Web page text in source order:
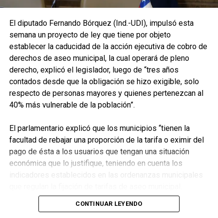
fotos y videos donde
mostraré cómo estaba y
lo dejé este local que se
hizo en sociedad con el
que era un gran amigo.”
La publicación también deja ver su decisión de avanzar
en todos los frentes posibles:
“Llegaré hasta las últimas
consecuencias. El último
ríe mejor.”
comunicados falsos
El diputado Fernando Bórquez (Ind.-UDI), impulsó esta
semana un proyecto de ley que tiene por objeto
establecer la caducidad de la acción ejecutiva de cobro de
derechos de aseo municipal, la cual operará de pleno
derecho, explicó el legislador, luego de “tres años
contados desde que la obligación se hizo exigible, solo
respecto de personas mayores y quienes pertenezcan al
40% más vulnerable de la población”.
El parlamentario explicó que los municipios “tienen la
facultad de rebajar una proporción de la tarifa o eximir del
pago de ésta a los usuarios que tengan una situación
económica que lo justifique, teniendo en cuenta los
Además, quedan exentos de manera automática los
usuarios cuya vivienda tenga un avalúo fiscal igual o menor
CONTINUAR LEYENDO